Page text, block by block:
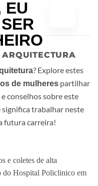
ARQUITECTURA
? Explore estes
de mulherespartilhar
conselhos sobre este
significa trabalhar neste
futura carreira!